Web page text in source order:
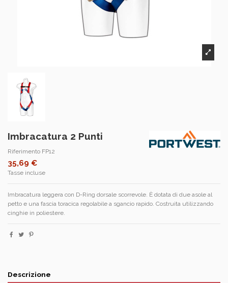
Imbracatura 2 Punti
Riferimento FP12
35,69 €
Tasse incluse
Imbracatura leggera con D-Ring dorsale scorrevole. È dotata di due asole al
petto e una fascia toracica regolabile a sgancio rapido. Costruita utilizzando
cinghie in poliestere.
Descrizione